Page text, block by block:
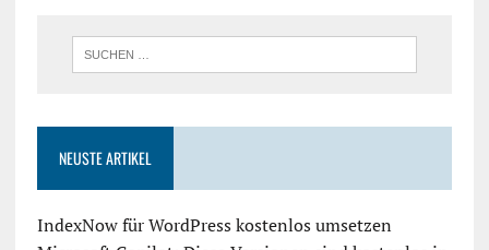
NEUSTE ARTIKEL
IndexNow für WordPress kostenlos umsetzen